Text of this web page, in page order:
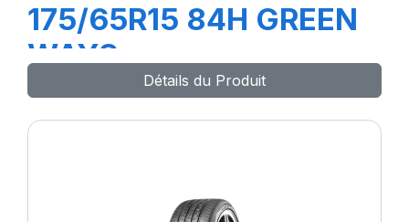
175/65R15 84H GREEN
WAYS
Détails du Produit